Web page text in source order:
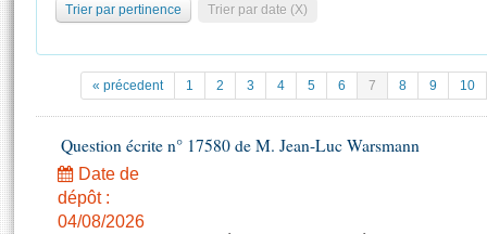
Pétitions
Projets de loi
Propositions de loi
Amendements
Textes adoptés
Statistiques et chiffres clés
Documents de référence
( Constitution | Règlement de l'Assemblée ... )
Histoire
Juniors
La Bibliothèque
Contacts et plan d'accès
Photos libres de droit
Trier par pertinence Trier par date (X)
« précedent 1 2 3 4 5 6 7 8 9 10
Question écrite n° 17580 de M. Jean-Luc Warsmann
Date de
dépôt :
04/08/2026